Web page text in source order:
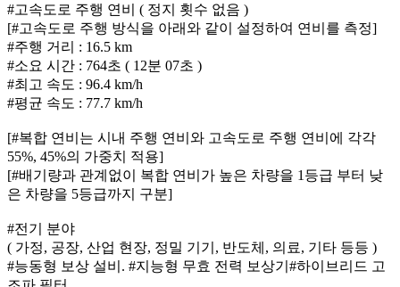
#고속도로 주행 연비 ( 정지 횟수 없음 )
[#고속도로 주행 방식을 아래와 같이 설정하여 연비를 측정]
#주행 거리 : 16.5 km
#소요 시간 : 764초 ( 12분 07초 )
#최고 속도 : 96.4 km/h
#평균 속도 : 77.7 km/h
[#복합 연비는 시내 주행 연비와 고속도로 주행 연비에 각각
55%, 45%의 가중치 적용]
[#배기량과 관계없이 복합 연비가 높은 차량을 1등급 부터 낮
은 차량을 5등급까지 구분]
#전기 분야
( 가정, 공장, 산업 현장, 정밀 기기, 반도체, 의료, 기타 등등 )
#능동형 보상 설비. #지능형 무효 전력 보상기#하이브리드 고